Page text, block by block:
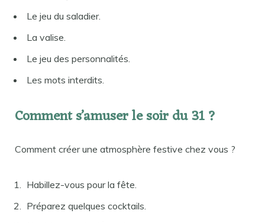
Le jeu du saladier.
La valise.
Le jeu des personnalités.
Les mots interdits.
Comment s’amuser le soir du 31 ?
Comment créer une atmosphère festive chez vous ?
Habillez-vous pour la fête.
Préparez quelques cocktails.